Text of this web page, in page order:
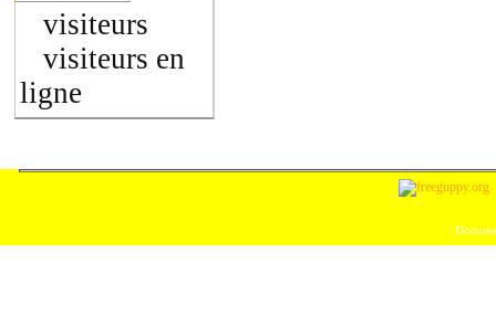
visiteurs
visiteurs en
ligne